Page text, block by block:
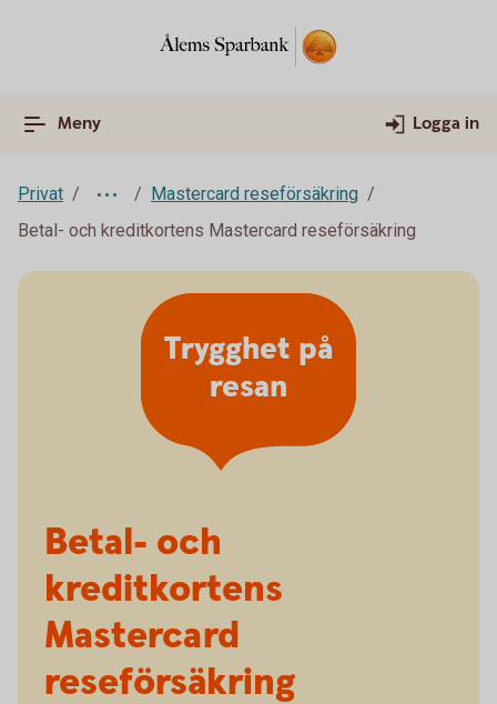
Meny Logga in
Privat
Mastercard reseförsäkring
Betal- och kreditkortens Mastercard reseförsäkring
Betal- och
kreditkortens
Mastercard
reseförsäkring
Trygghet på
resan